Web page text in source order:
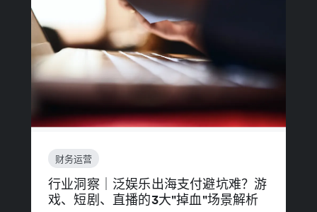
财务运营
行业洞察｜泛娱乐出海支付避坑难？游
戏、短剧、直播的3大"掉血"场景解析